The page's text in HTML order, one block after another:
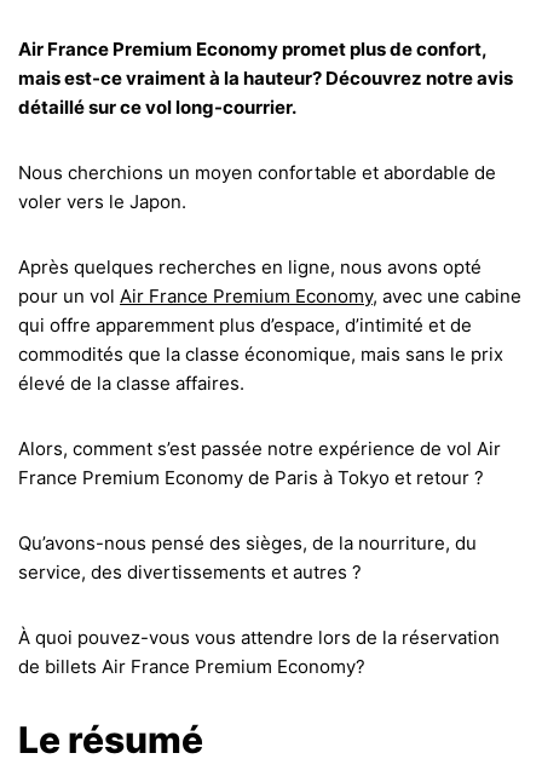
Air France Premium Economy promet plus de confort,
mais est-ce vraiment à la hauteur? Découvrez notre avis
détaillé sur ce vol long-courrier.
Nous cherchions un moyen confortable et abordable de
voler vers le Japon.
Après quelques recherches en ligne, nous avons opté
pour un vol Air France Premium Economy, avec une cabine
qui offre apparemment plus d’espace, d’intimité et de
commodités que la classe économique, mais sans le prix
élevé de la classe affaires.
Alors, comment s’est passée notre expérience de vol Air
France Premium Economy de Paris à Tokyo et retour ?
Qu’avons-nous pensé des sièges, de la nourriture, du
service, des divertissements et autres ?
À quoi pouvez-vous vous attendre lors de la réservation
de billets Air France Premium Economy?
Le résumé